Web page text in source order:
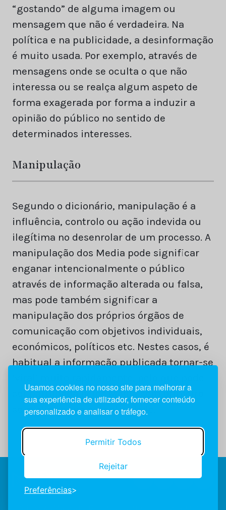
Usamos cookies no nosso site para melhorar a
sua experiência de utilizador, fornecer conteúdo
personalizado e analisar o tráfego.
Permitir Todos
Rejeitar
Preferências
“gostando” de alguma imagem ou
mensagem que não é verdadeira. Na
política e na publicidade, a desinformação
é muito usada. Por exemplo, através de
mensagens onde se oculta o que não
interessa ou se realça algum aspeto de
forma exagerada por forma a induzir a
opinião do público no sentido de
determinados interesses.
Manipulação
Segundo o dicionário, manipulação é a
influência, controlo ou ação indevida ou
ilegítima no desenrolar de um processo. A
manipulação dos Media pode significar
enganar intencionalmente o público
através de informação alterada ou falsa,
mas pode também significar a
manipulação dos próprios órgãos de
comunicação com objetivos individuais,
económicos, políticos etc. Nestes casos, é
habitual a informação publicada tornar-se
ser partilhada pelos Media sem primeiro
se avaliar a sua autenticidade.